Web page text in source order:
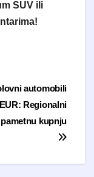
SUV ili
automobili
Regionalni
kupnju